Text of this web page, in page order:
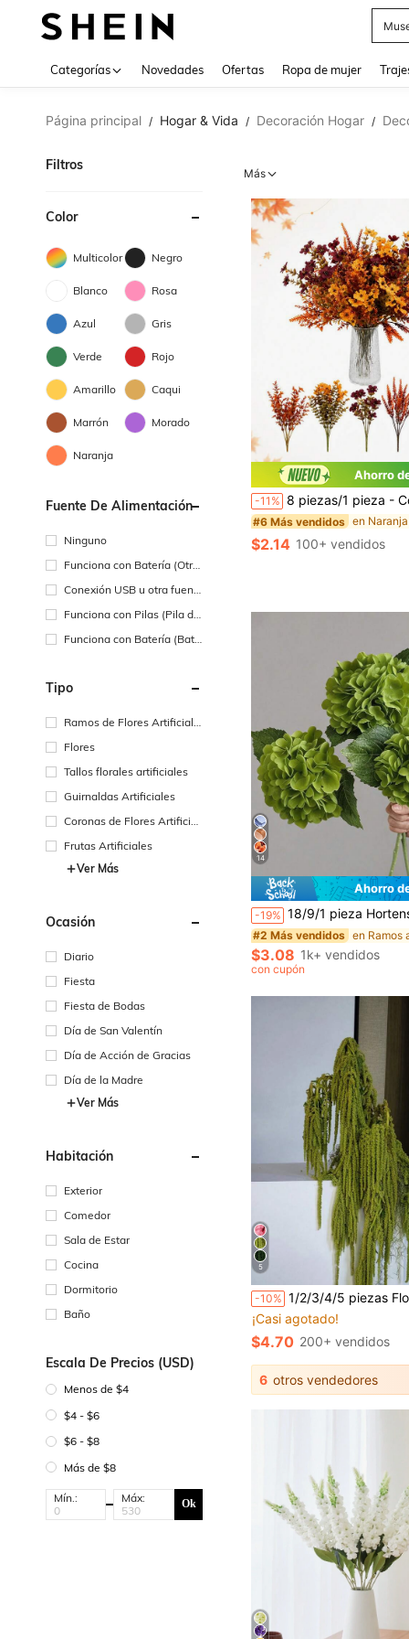
Categorías Novedades Ofertas Ropa de mujer
Página principal / Hogar & Vida / Decoración Hogar /
Filtros
Color
Multicolor Negro
Blanco Rosa
Azul Gris
Verde Rojo
Amarillo Caqui
Marrón Morado
Naranja
Fuente De Alimentación
Ninguno
Funciona con Batería (Otra
s Baterías)
Conexión USB u otra fuent
Funciona con Pilas (Pila de
Botón/Pila de Moneda)
Funciona con Batería (Bate
Tipo
Ramos de Flores Artificiale
Flores
Tallos florales artificiales
Guirnaldas Artificiales
Coronas de Flores Artificial
Frutas Artificiales
Ver Más
Ocasión
Diario
Fiesta
Fiesta de Bodas
Día de San Valentín
Día de Acción de Gracias
Día de la Madre
Ver Más
Habitación
Exterior
Comedor
Sala de Estar
Cocina
Dormitorio
Baño
Escala De Precios (USD)
Menos de $4
$4 - $6
$6 - $8
Más de $8
Mín.: Máx: Ok
Más
Ahorro
-11% 8 piezas/1 pieza - Conjunto de ramos de flores artificiales de otoño de 4 estilos mixtos color naranja, decoración de centro de mesa de jarrón de cosecha de Acción de Gracias, decoración de cosecha de Acción de Gracias, decoración de Acción de Gracias, decoración de habitación, decoración de centro de mesa de otoño de estilo granja, relleno de jarrón de cosecha de Acción de Gracias, estética de otoño de granja de campo, relleno de jarrón de
#6 Más vendidos
$2.14 100+ vendidos
14
Ahorro
-19% 18/9/1 pieza Hortensia artificial verde, adecuada para boda, ramo de novia, decoración del hogar y de la habitación, tema de otoño y Halloween, fiesta, dormitorio, baño, exhibición de mesa, escena al
#2 Más vendidos
$3.08 1k+ vendidos
con cupón
5
-10% 1/2/3/4/5 piezas Flores de amaranto artificiales colgantes, pieza de arte floral, decoración floral colgante,
¡Casi agotado!
$4.70 200+ vendidos
6 otros vendedores